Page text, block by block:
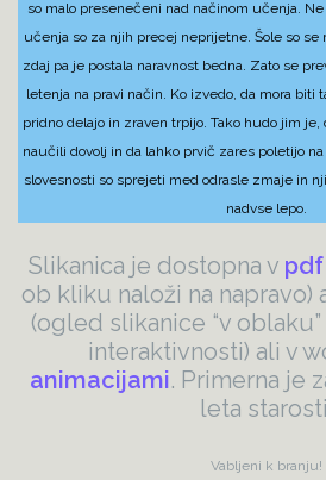
so malo presenečeni nad načinom učenja.
učenja so za njih precej neprijetne. Šole so
zdaj pa je postala naravnost bedna. Zato se
letenja na pravi način. Ko izvedo, da mora biti
pridno delajo in zraven trpijo. Tako hudo jim je,
naučili dovolj in da lahko prvič zares poletijo
slovesnosti so sprejeti med odrasle zmaje in
nadvse lepo.
Slikanica je dostopna v
ob kliku naloži na napravo)
(ogled slikanice “v
interaktivnosti) ali v
animacijami. Primerna je
leta
Vabljeni k branju!